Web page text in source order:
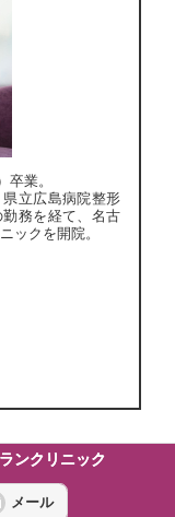
業。
立広島病院整形
務を経て、名古
ックを開院。
ンクリニック
メール